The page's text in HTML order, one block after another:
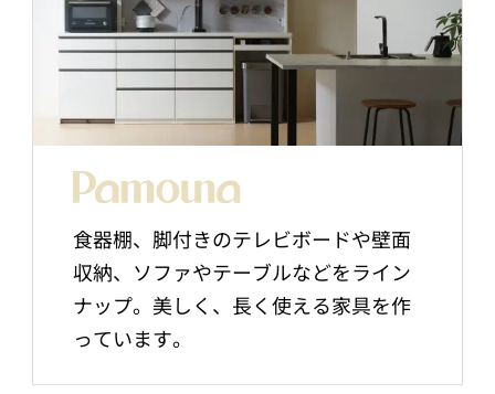
食器棚、脚付きのテレビボードや壁面
収納、ソファやテーブルなどをライン
ナップ。美しく、長く使える家具を作
っています。